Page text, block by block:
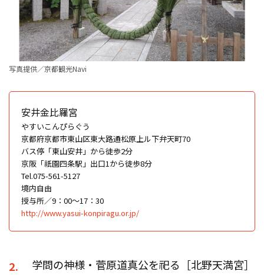
写真提供／京都観光Navi
安井金比羅宮
やすいこんぴらぐう
京都府京都市東山区東大路通松原上ル下弁天町70
バス停「東山安井」から徒歩2分
京阪「祇園四条駅」出口1から徒歩8分
Tel.075-561-5127
境内自由
授与所／9：00～17：30
http://www.yasui-konpiragu.or.jp/
2.
学問の神様・菅原道真公を祀る［北野天満宮］